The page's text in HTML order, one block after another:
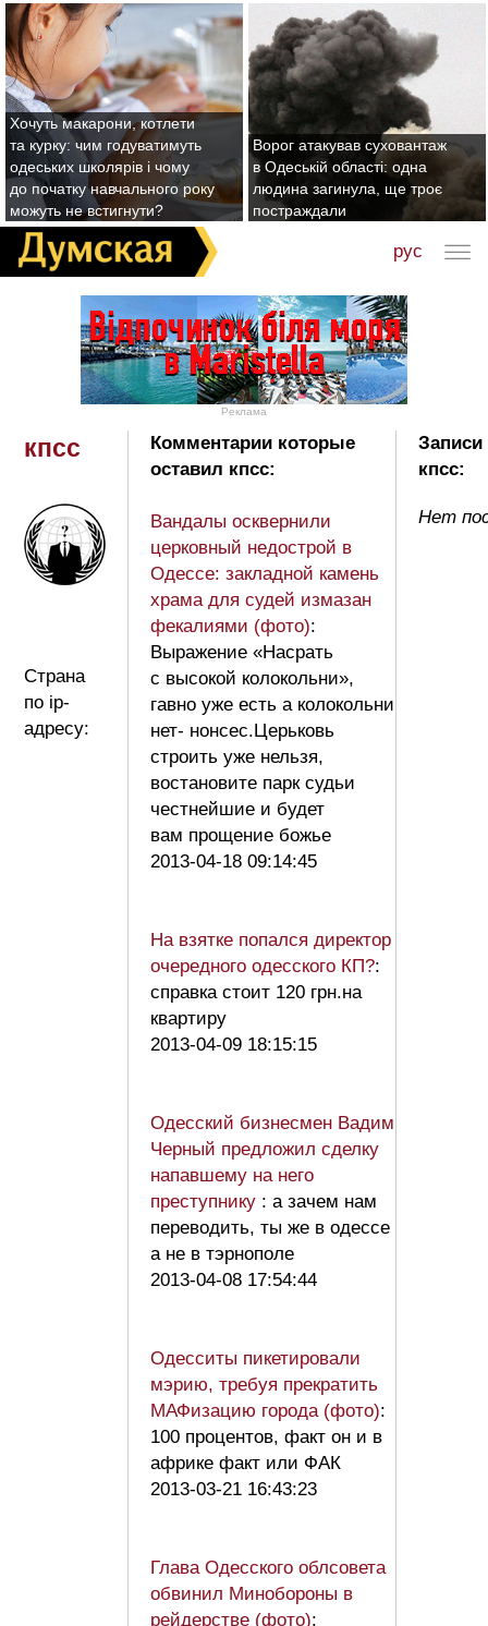
Хочуть макарони, котлети
та курку: чим годуватимуть
одеських школярів і чому
до початку навчального року
можуть не встигнути?
Ворог атакував суховантаж
в Одеській області: одна
людина загинула, ще троє
постраждали
рус
Реклама
кпсс
Страна
по ip-
адресу:
Комментарии которые
оставил кпсс:
Вандалы осквернили
церковный недострой в
Одессе: закладной камень
храма для судей измазан
фекалиями (фото):
Выражение «Насрать
с высокой колокольни»,
гавно уже есть а колокольни
нет- нонсес.Церьковь
строить уже нельзя,
востановите парк судьи
честнейшие и будет
вам прощение божье
2013-04-18 09:14:45
На взятке попался директор
очередного одесского КП?:
справка стоит 120 грн.на
квартиру
2013-04-09 18:15:15
Одесский бизнесмен Вадим
Черный предложил сделку
напавшему на него
преступнику : а зачем нам
переводить, ты же в одессе
а не в тэрнополе
2013-04-08 17:54:44
Одесситы пикетировали
мэрию, требуя прекратить
МАФизацию города (фото):
100 процентов, факт он и в
африке факт или ФАК
2013-03-21 16:43:23
Глава Одесского облсовета
обвинил Минобороны в
рейдерстве (фото):
Записи
кпсс:
Нет